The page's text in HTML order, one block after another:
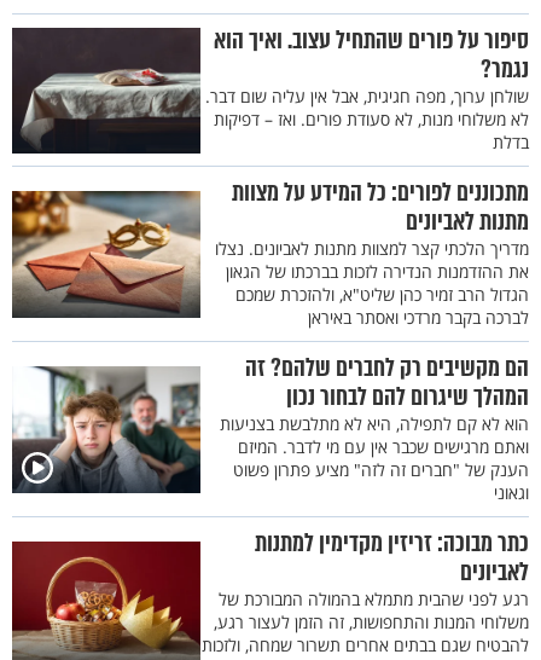
סיפור על פורים שהתחיל עצוב. ואיך הוא
נגמר?
שולחן ערוך, מפה חגיגית, אבל אין עליה שום דבר.
לא משלוחי מנות, לא סעודת פורים. ואז – דפיקות
בדלת
מתכוננים לפורים: כל המידע על מצוות
מתנות לאביונים
מדריך הלכתי קצר למצוות מתנות לאביונים. נצלו
את ההזדמנות הנדירה לזכות בברכתו של הגאון
הגדול הרב זמיר כהן שליט"א, ולהזכרת שמכם
לברכה בקבר מרדכי ואסתר באיראן
הם מקשיבים רק לחברים שלהם? זה
המהלך שיגרום להם לבחור נכון
הוא לא קם לתפילה, היא לא מתלבשת בצניעות
ואתם מרגישים שכבר אין עם מי לדבר. המיזם
הענק של "חברים זה לזה" מציע פתרון פשוט
וגאוני
כתר מבוכה: זריזין מקדימין למתנות
לאביונים
רגע לפני שהבית מתמלא בהמולה המבורכת של
משלוחי המנות והתחפושות, זה הזמן לעצור רגע,
להבטיח שגם בבתים אחרים תשרור שמחה, ולזכות